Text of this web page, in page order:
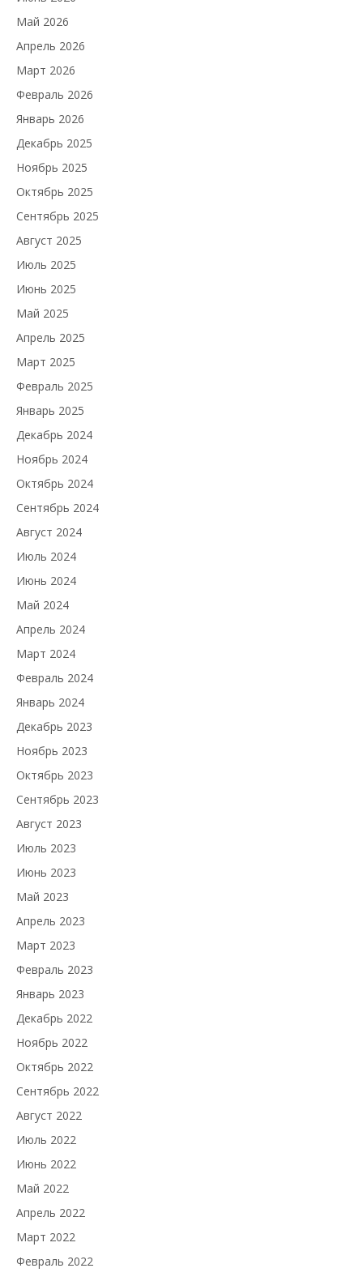
Май 2026
Апрель 2026
Март 2026
Февраль 2026
Январь 2026
Декабрь 2025
Ноябрь 2025
Октябрь 2025
Сентябрь 2025
Август 2025
Июль 2025
Июнь 2025
Май 2025
Апрель 2025
Март 2025
Февраль 2025
Январь 2025
Декабрь 2024
Ноябрь 2024
Октябрь 2024
Сентябрь 2024
Август 2024
Июль 2024
Июнь 2024
Май 2024
Апрель 2024
Март 2024
Февраль 2024
Январь 2024
Декабрь 2023
Ноябрь 2023
Октябрь 2023
Сентябрь 2023
Август 2023
Июль 2023
Июнь 2023
Май 2023
Апрель 2023
Март 2023
Февраль 2023
Январь 2023
Декабрь 2022
Ноябрь 2022
Октябрь 2022
Сентябрь 2022
Август 2022
Июль 2022
Июнь 2022
Май 2022
Апрель 2022
Март 2022
Февраль 2022